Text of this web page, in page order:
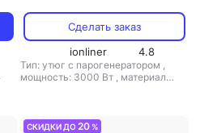
Сделать заказ
ionliner
4.8
Тип: утюг с парогенератором ,
мощность: 3000 Вт , материал
СКИДКИ ДО20 %